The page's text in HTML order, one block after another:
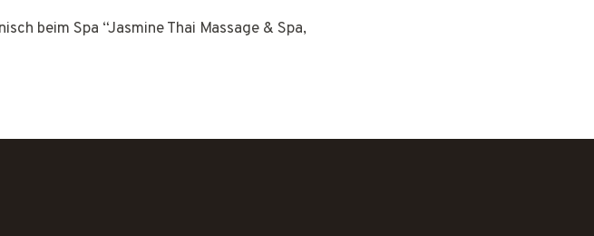
beim Spa “Jasmine Thai Massage & Spa,